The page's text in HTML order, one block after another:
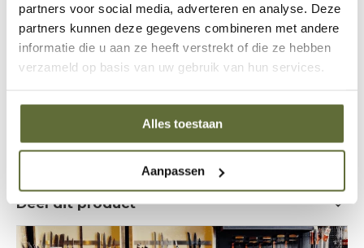
partners voor social media, adverteren en analyse. Deze
partners kunnen deze gegevens combineren met andere
informatie die u aan ze heeft verstrekt of die ze hebben
verzameld op basis van uw gebruik van hun services.
Alles toestaan
Aanpassen
Bel onze specialisten
Klantenservice:
Deel dit product